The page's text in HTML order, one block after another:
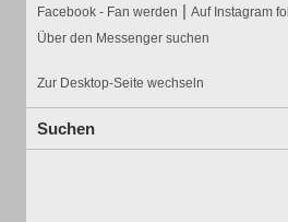
Facebook - Fan werden | Auf Instagram
Über den Messenger suchen
Zur Desktop-Seite wechseln
Suchen